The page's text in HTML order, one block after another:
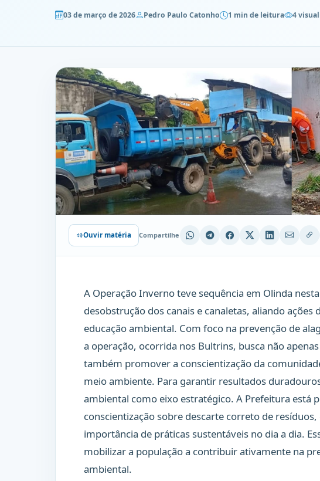
03 de março de 2026 Pedro Paulo Catonho 1 min de leitura 4
Ouvir matéria Compartilhe
A Operação Inverno teve sequência em Olinda
desobstrução dos canais e canaletas, aliando
educação ambiental. Com foco na prevenção de
a operação, ocorrida nos Bultrins, busca não
também promover a conscientização da
meio ambiente. Para garantir resultados
ambiental como eixo estratégico. A Prefeitura está
conscientização sobre descarte correto de resíduos,
importância de práticas sustentáveis no dia a dia.
mobilizar a população a contribuir ativamente na
ambiental.